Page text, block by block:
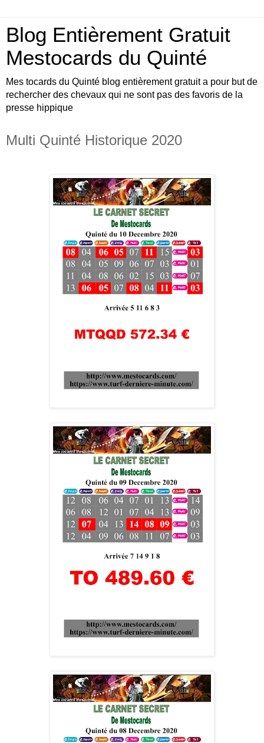
Blog Entièrement Gratuit
Mestocards du Quinté
Mes tocards du Quinté blog entièrement gratuit a pour but de
rechercher des chevaux qui ne sont pas des favoris de la
presse hippique
Multi Quinté Historique 2020